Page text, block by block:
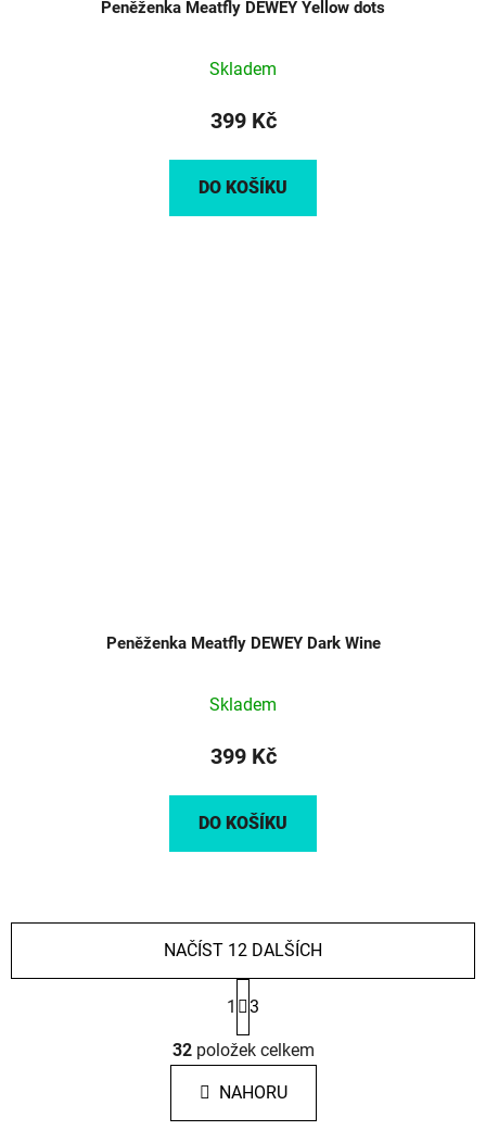
Peněženka Meatfly DEWEY Yellow dots
Skladem
399 Kč
DO KOŠÍKU
Peněženka Meatfly DEWEY Dark Wine
Skladem
399 Kč
DO KOŠÍKU
O
v
l
á
d
NAČÍST 12 DALŠÍCH
t
r
á
n
k
1 3
32položek celkem
NAHORU